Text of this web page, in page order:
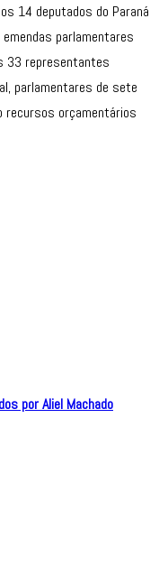
14 deputados do Paraná
parlamentares
33 representantes
parlamentares de sete
recursos orçamentários
por Aliel Machado